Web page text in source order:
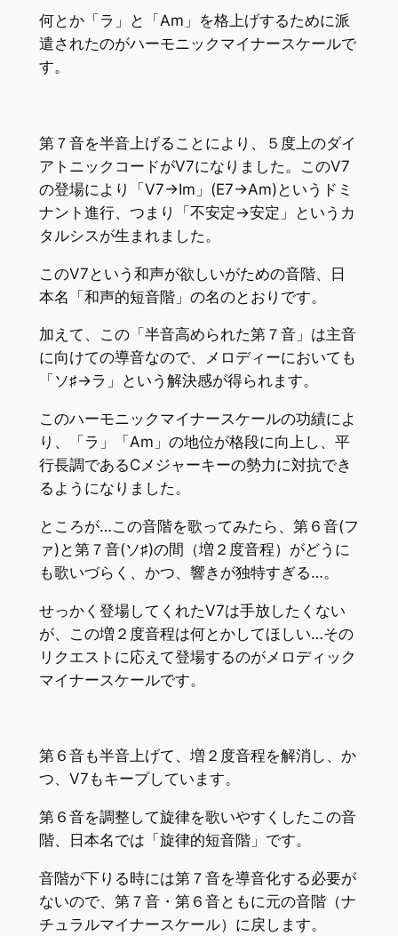
何とか「ラ」と「Am」を格上げするために派
遣されたのがハーモニックマイナースケールで
す。
第７音を半音上げることにより、５度上のダイ
アトニックコードがⅤ7になりました。このⅤ7
の登場により「Ⅴ7→Ⅰm」(E7→Am)というドミ
ナント進行、つまり「不安定→安定」というカ
タルシスが生まれました。
このⅤ7という和声が欲しいがための音階、日
本名「和声的短音階」の名のとおりです。
加えて、この「半音高められた第７音」は主音
に向けての導音なので、メロディーにおいても
「ソ♯→ラ」という解決感が得られます。
このハーモニックマイナースケールの功績によ
り、「ラ」「Am」の地位が格段に向上し、平
行長調であるCメジャーキーの勢力に対抗でき
るようになりました。
ところが…この音階を歌ってみたら、第６音(フ
ァ)と第７音(ソ♯)の間（増２度音程）がどうに
も歌いづらく、かつ、響きが独特すぎる…。
せっかく登場してくれたⅤ7は手放したくない
が、この増２度音程は何とかしてほしい…その
リクエストに応えて登場するのがメロディック
マイナースケールです。
第６音も半音上げて、増２度音程を解消し、か
つ、Ⅴ7もキープしています。
第６音を調整して旋律を歌いやすくしたこの音
階、日本名では「旋律的短音階」です。
音階が下りる時には第７音を導音化する必要が
ないので、第７音・第６音ともに元の音階（ナ
チュラルマイナースケール）に戻します。